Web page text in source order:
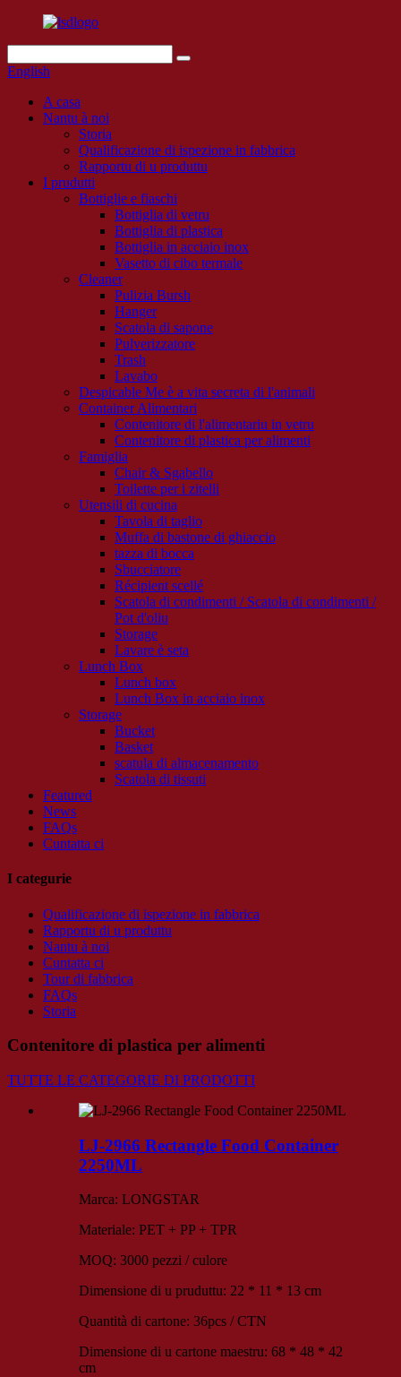
English
A casa
Nantu à noi
Storia
Qualificazione di ispezione in fabbrica
Rapportu di u produttu
I prudutti
Bottiglie e fiaschi
Bottiglia di vetru
Bottiglia di plastica
Bottiglia in acciaio inox
Vasetto di cibo termale
Cleaner
Pulizia Bursh
Hanger
Scatola di sapone
Pulverizzatore
Trash
Lavabo
Despicable Me è a vita secreta di l'animali
Container Alimentari
Contenitore di l'alimentariu in vetru
Contenitore di plastica per alimenti
Famiglia
Chair & Sgabello
Toilette per i zitelli
Utensili di cucina
Tavola di taglio
Muffa di bastone di ghiaccio
tazza di bocca
Sbucciatore
Récipient scellé
Scatola di condimenti / Scatola di condimenti /
Pot d'oliu
Storage
Lavare è seta
Lunch Box
Lunch box
Lunch Box in acciaio inox
Storage
Bucket
Basket
scatula di almacenamento
Scatola di tissuti
Featured
News
FAQs
Cuntatta ci
I categurie
Qualificazione di ispezione in fabbrica
Rapportu di u produttu
Nantu à noi
Cuntatta ci
Tour di fabbrica
FAQs
Storia
Contenitore di plastica per alimenti
TUTTE LE CATEGORIE DI PRODOTTI
LJ-2966 Rectangle Food Container
2250ML
Marca: LONGSTAR
Materiale: PET + PP + TPR
MOQ: 3000 pezzi / culore
Dimensione di u pruduttu: 22 * ​​11 * 13 cm
Quantità di cartone: 36pcs / CTN
Dimensione di u cartone maestru: 68 * 48 * 42
cm